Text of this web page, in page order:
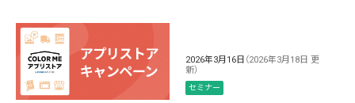
2026年3月16日 （2026年3月18日 更
新）
セミナー